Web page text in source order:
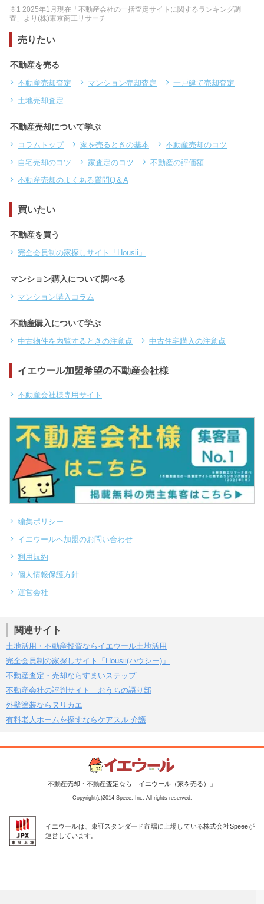
※1 2025年1月現在「不動産会社の一括査定サイトに関するランキング調
査」より(株)東京商工リサーチ
売りたい
不動産を売る
不動産売却査定 マンション売却査定
一戸建て売却査定
土地売却査定
不動産売却について学ぶ
コラムトップ 家を売るときの基本
不動産売却のコツ
自宅売却のコツ
家査定のコツ
不動産の評価額
不動産売却のよくある質問Q＆A
買いたい
不動産を買う
完全会員制の家探しサイト「Housii」
マンション購入について調べる
マンション購入コラム
不動産購入について学ぶ
中古物件を内覧するときの注意点 中古住宅購入の注意点
イエウール加盟希望の不動産会社様
不動産会社様専用サイト
編集ポリシー
イエウールへ加盟のお問い合わせ
利用規約
個人情報保護方針
運営会社
関連サイト
土地活用・不動産投資ならイエウール土地活用
完全会員制の家探しサイト「Housii(ハウシー)」
不動産査定・売却ならすまいステップ
不動産会社の評判サイト｜おうちの語り部
外壁塗装ならヌリカエ
有料老人ホームを探すならケアスル 介護
不動産売却・不動産査定なら「イエウール（家を売る）」
Copyright(c)2014 Speee, Inc. All rights reserved.
イエウールは、東証スタンダード市場に上場している株式会社Speeeが
運営しています。